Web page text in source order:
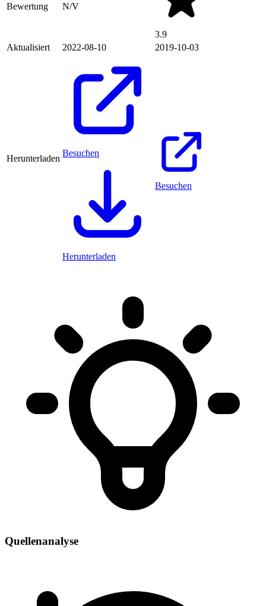
Bewertung N/V
3.9
Aktualisiert
2022-08-10 2019-10-03
Herunterladen
Besuchen
Herunterladen
Besuchen
Quellenanalyse